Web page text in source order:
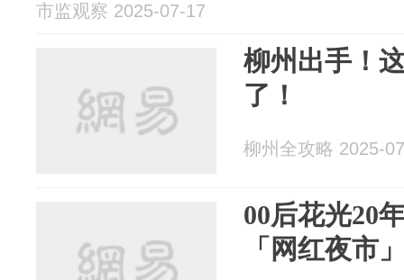
市监观察 2025-07-17
柳州出手！
了！
柳州全攻略 2025-
00后花光20
「网红夜市